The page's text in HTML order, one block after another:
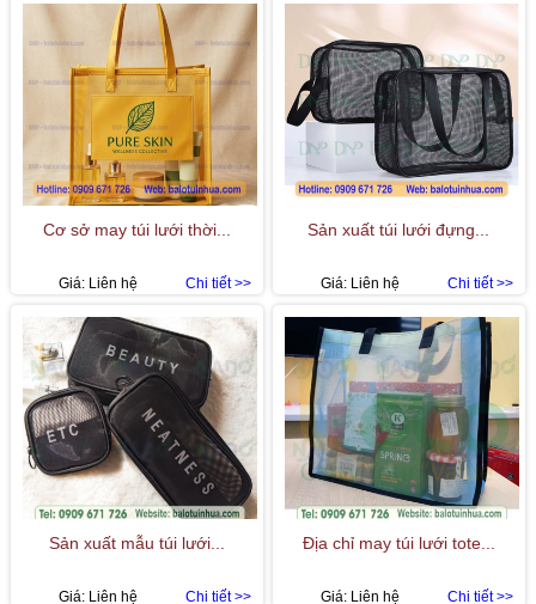
Cơ sở may túi lưới thời...
Chi tiết >>
Giá: Liên hệ
Sản xuất túi lưới đựng...
Chi tiết >>
Giá: Liên hệ
Sản xuất mẫu túi lưới...
Chi tiết >>
Giá: Liên hệ
Địa chỉ may túi lưới tote...
Chi tiết >>
Giá: Liên hệ